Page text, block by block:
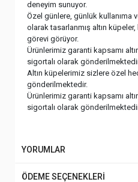
deneyim sunuyor.
Özel günlere, günlük kullanıma
olarak tasarlanmış altın
görevi görüyor.
Ürünlerimiz garanti kapsamı
sigortalı olarak
Altın küpelerimiz sizlere özel
gönderilmektedir.
Ürünlerimiz garanti kapsamı
sigortalı olarak
YORUMLAR
ÖDEME SEÇENEKLERİ